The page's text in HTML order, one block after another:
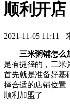
顺利开店
2021-11-05 11:11
三米粥铺怎么
是有捷径的，三米
首先就是准备好基
择合适的店铺位置
顺利加盟了